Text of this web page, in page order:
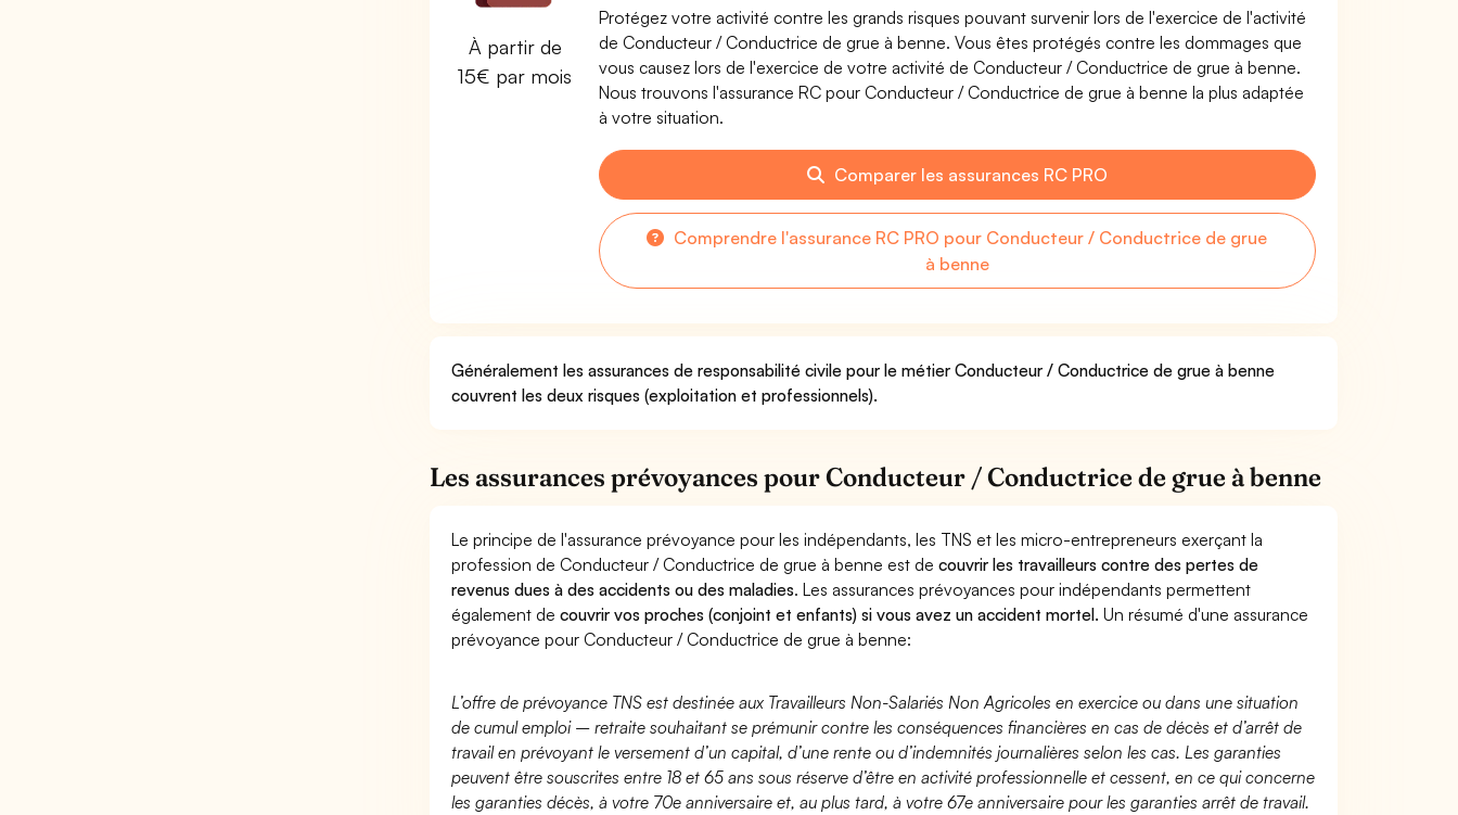
À partir de
15€ par mois
Protégez votre activité contre les grands risques pouvant survenir lors de l'exercice de l'activité
de Conducteur / Conductrice de grue à benne. Vous êtes protégés contre les dommages que
vous causez lors de l'exercice de votre activité de Conducteur / Conductrice de grue à benne.
Nous trouvons l'assurance RC pour Conducteur / Conductrice de grue à benne la plus adaptée
à votre situation.
Comparer les assurances RC PRO
Comprendre l'assurance RC PRO pour Conducteur / Conductrice de grue
à benne
Généralement les assurances de responsabilité civile pour le métier Conducteur / Conductrice de grue à benne
couvrent les deux risques (exploitation et professionnels).
Les assurances prévoyances pour Conducteur / Conductrice de grue à benne
Le principe de l'assurance prévoyance pour les indépendants, les TNS et les micro-entrepreneurs exerçant la
profession de Conducteur / Conductrice de grue à benne est decouvrir les travailleurs contre des pertes de
revenus dues à des accidents ou des maladies. Les assurances prévoyances pour indépendants permettent
également decouvrir vos proches (conjoint et enfants) si vous avez un accident mortel. Un résumé d'une assurance
prévoyance pour Conducteur / Conductrice de grue à benne:
L’offre de prévoyance TNS est destinée aux Travailleurs Non-Salariés Non Agricoles en exercice ou dans une situation
de cumul emploi – retraite souhaitant se prémunir contre les conséquences financières en cas de décès et d’arrêt de
travail en prévoyant le versement d’un capital, d’une rente ou d’indemnités journalières selon les cas. Les garanties
peuvent être souscrites entre 18 et 65 ans sous réserve d’être en activité professionnelle et cessent, en ce qui concerne
les garanties décès, à votre 70e anniversaire et, au plus tard, à votre 67e anniversaire pour les garanties arrêt de travail.